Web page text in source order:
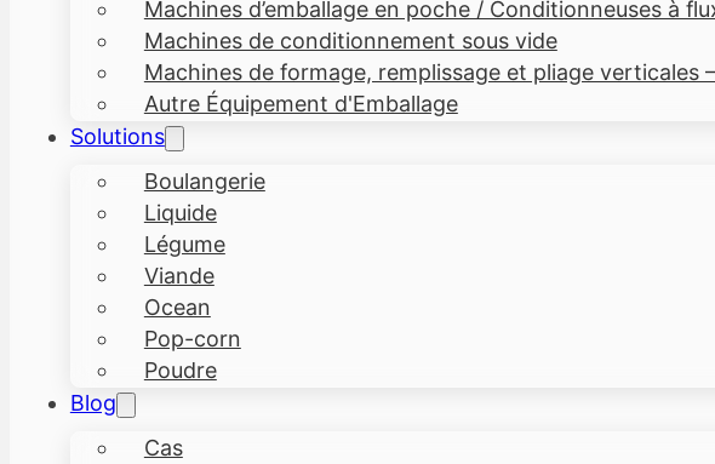
Machines d’emballage en poche / Conditionneuses à
Machines de conditionnement sous vide
Machines de formage, remplissage et pliage verticales
Autre Équipement d'Emballage
Solutions
Boulangerie
Liquide
Légume
Viande
Ocean
Pop-corn
Poudre
Blog
Cas